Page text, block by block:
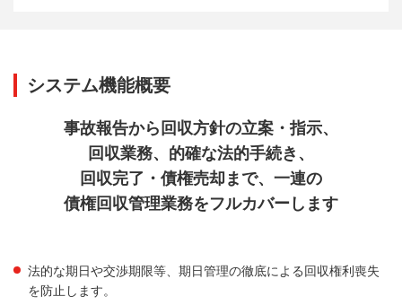
システム機能概要
事故報告から回収方針の立案・指示、
回収業務、的確な法的手続き、
回収完了・債権売却まで、 一連の
債権回収管理業務をフルカバーします
法的な期日や交渉期限等、期日管理の徹底による回収権利喪失
を防止します。